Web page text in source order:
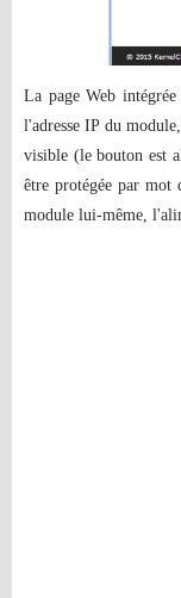
La page Web
l'adresse IP du
visible (le bouton est
être protégée par
module lui-même,